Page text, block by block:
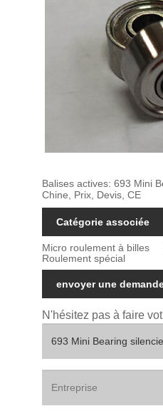
Balises actives: 693 Mini
Chine, Prix, Devis, CE
Catégorie associée
Micro roulement à billes
Roulement spécial
envoyer une
N'hésitez pas à faire